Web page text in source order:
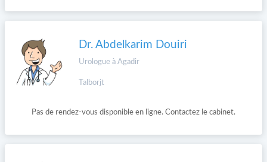
Dr. Abdelkarim Douiri
Urologue à Agadir
Talborjt
Pas de rendez-vous disponible en ligne. Contactez le cabinet.